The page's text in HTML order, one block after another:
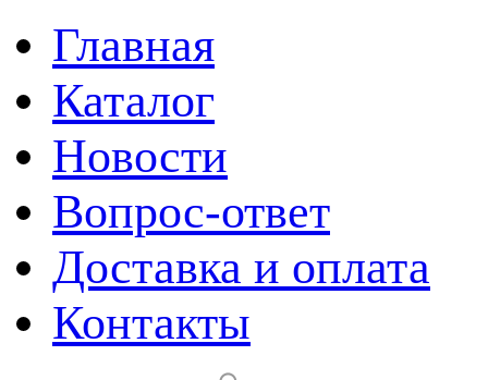
Главная
Каталог
Новости
Вопрос-ответ
Доставка и оплата
Контакты